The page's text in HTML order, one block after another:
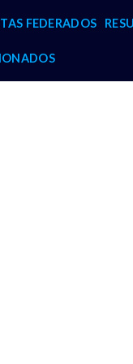
FEDERADOS